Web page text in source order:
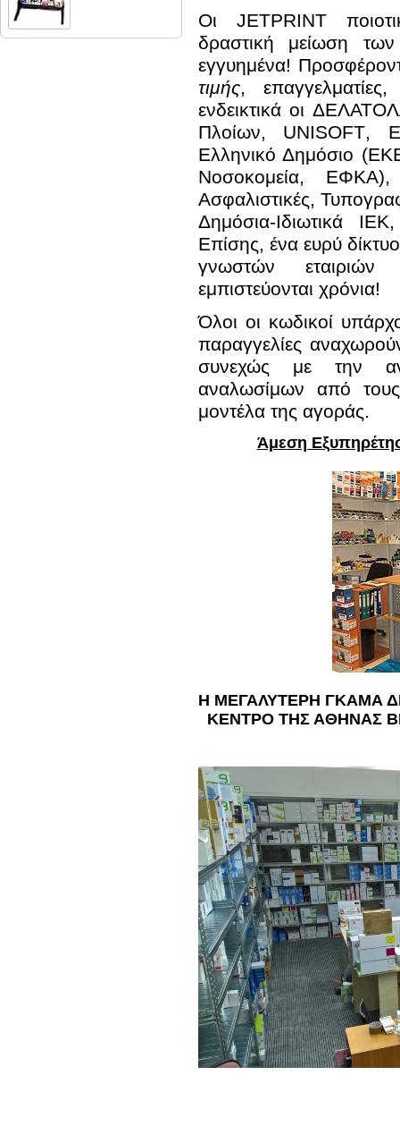
Οι JETPRINT
δραστική μείωση
εγγυημένα!
τιμής,
ενδεικτικά οι
Πλοίων, UNISOFT,
Ελληνικό Δημόσιο
Νοσοκομεία, ΕΦΚΑ),
Ασφαλιστικές,
Δημόσια-Ιδιωτικά
Επίσης, ένα ευρύ
γνωστών εταιριών
εμπιστεύονται χρόνια!
Όλοι οι κωδικοί
παραγγελίες
συνεχώς με την
αναλωσίμων από
μοντέλα της αγοράς.
Άμεση
Η ΜΕΓΑΛΥΤΕΡΗ ΓΚΑΜΑ
ΚΕΝΤΡΟ ΤΗΣ ΑΘΗΝΑΣ